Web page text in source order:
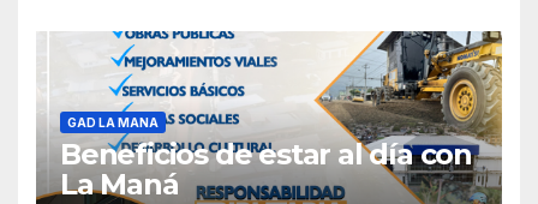
GAD LA MANA
Beneficios de estar al día con
La Maná